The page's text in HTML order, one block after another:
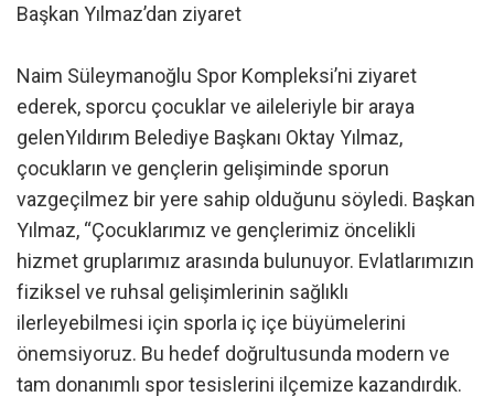
Başkan Yılmaz’dan ziyaret
Naim Süleymanoğlu Spor Kompleksi’ni ziyaret
ederek, sporcu çocuklar ve aileleriyle bir araya
gelenYıldırım Belediye Başkanı Oktay Yılmaz,
çocukların ve gençlerin gelişiminde sporun
vazgeçilmez bir yere sahip olduğunu söyledi. Başkan
Yılmaz, “Çocuklarımız ve gençlerimiz öncelikli
hizmet gruplarımız arasında bulunuyor. Evlatlarımızın
fiziksel ve ruhsal gelişimlerinin sağlıklı
ilerleyebilmesi için sporla iç içe büyümelerini
önemsiyoruz. Bu hedef doğrultusunda modern ve
tam donanımlı spor tesislerini ilçemize kazandırdık.